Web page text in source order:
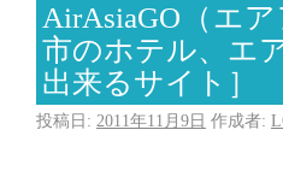
AirAsiaGO（エ
市のホテル、エ
出来るサイト］
投稿日: 2011年11月9日 作成者: